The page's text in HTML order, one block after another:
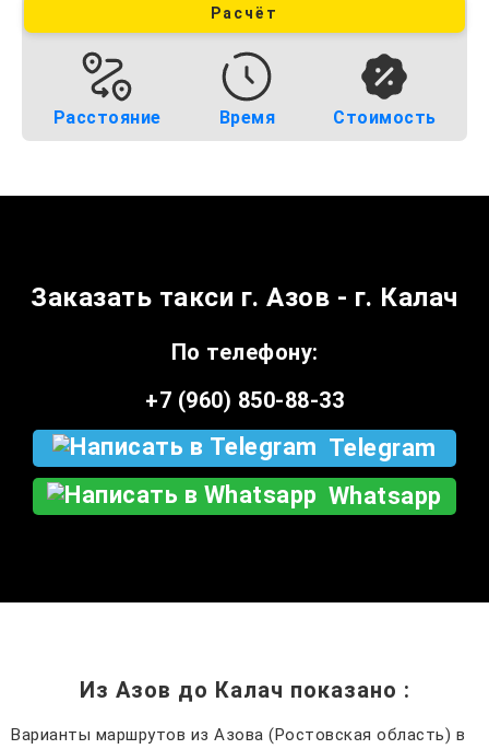
Расчёт
Расстояние Время Стоимость
Заказать такси г. Азов - г. Калач
По телефону:
+7 (960) 850-88-33
Telegram
Whatsapp
Из Азов до Калач показано :
Варианты маршрутов из Азова (Ростовская область) в